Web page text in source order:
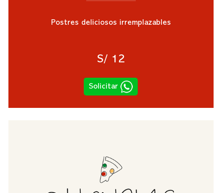
Postres deliciosos irremplazables
S/ 12
Solicitar